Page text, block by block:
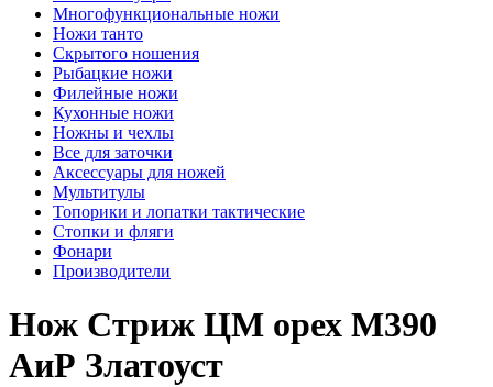
Многофункциональные ножи
Ножи танто
Скрытого ношения
Рыбацкие ножи
Филейные ножи
Кухонные ножи
Ножны и чехлы
Все для заточки
Аксессуары для ножей
Мультитулы
Топорики и лопатки тактические
Стопки и фляги
Фонари
Производители
Нож Стриж ЦМ орех М390
АиР Златоуст